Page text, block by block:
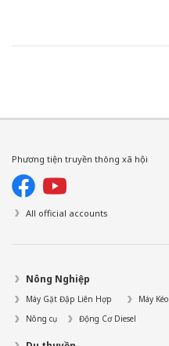
Phương tiện truyền thông xã hội
All official accounts
Nông Nghiệp
Máy Gặt Đập Liên Hợp Máy Kéo
Nông cụ
Động Cơ Diesel